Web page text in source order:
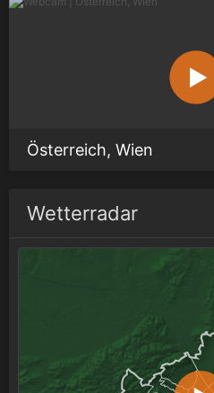
Österreich, Wien
Wetterradar